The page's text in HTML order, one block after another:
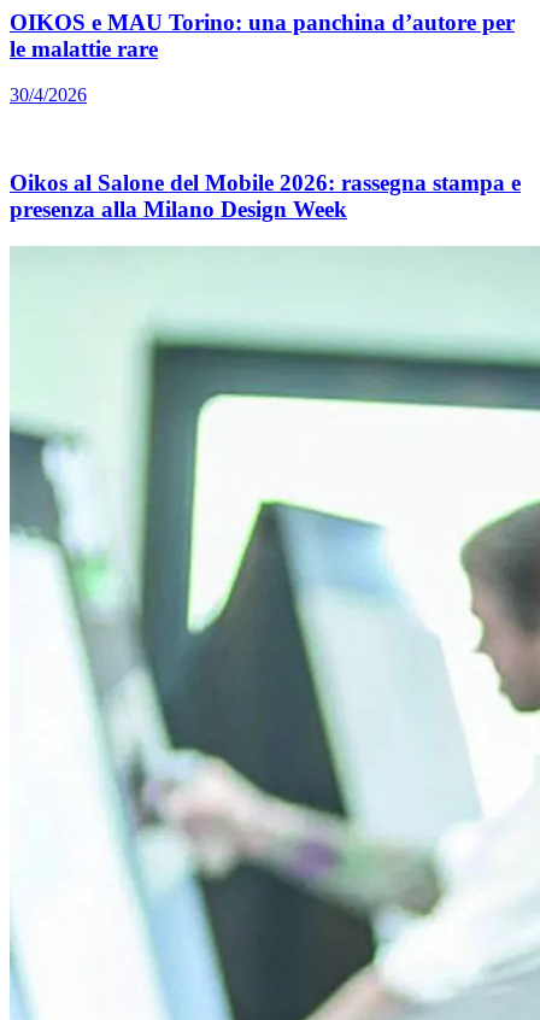
OIKOS e MAU Torino: una panchina d’autore per
le malattie rare
30/4/2026
Oikos al Salone del Mobile 2026: rassegna stampa e
presenza alla Milano Design Week